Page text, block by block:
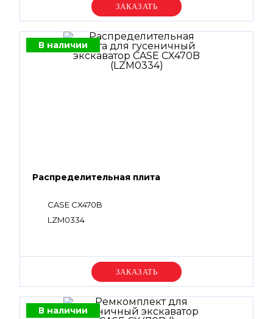
Уточняйте цену
В наличии
Распределительная плита
CASE CX470B
LZM0334
Уточняйте цену
В наличии